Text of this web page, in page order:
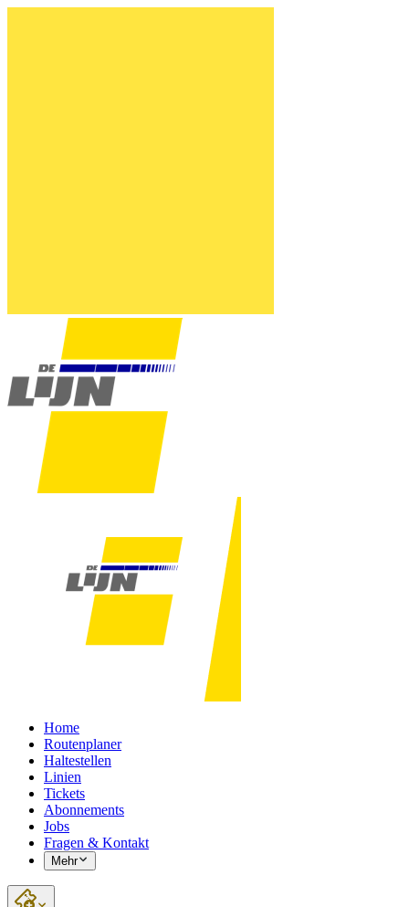
Home
Routenplaner
Haltestellen
Linien
Tickets
Abonnements
Jobs
Fragen & Kontakt
Mehr